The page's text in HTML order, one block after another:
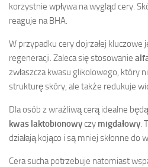
korzystnie wpływa na wygląd cery.
reaguje na BHA.
W przypadku cery dojrzałej
regeneracji. Zaleca się stosowanie
zwłaszcza kwasu glikolowego, który
strukturę skóry, ale także redukuje
Dla osób z wrażliwą cerą idealne
kwas laktobionowyczy migdałowy.
działają kojąco i są mniej skłonne do
Cera sucha potrzebuje natomiast